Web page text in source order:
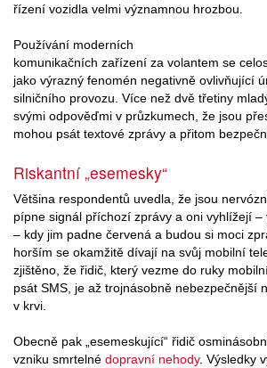
řízení vozidla velmi významnou hrozbou.
Používání moderních
komunikačních zařízení za volantem se
jako výrazný fenomén negativně ovlivňující
silničního provozu. Více než dvě třetiny
svými odpověďmi v průzkumech, že jsou
mohou psát textové zprávy a přitom
Riskantní „esemesky“
Většina respondentů uvedla, že jsou
pípne signál příchozí zprávy a oni vyhlížejí
– kdy jim padne červená a budou si moci
horším se okamžitě dívají na svůj mobilní
zjištěno, že řidič, který vezme do ruky
psát SMS, je až trojnásobně nebezpečnější
v krvi.
Obecně pak „esemeskující“ řidič
vzniku smrtelné dopravní nehody. Výsledky